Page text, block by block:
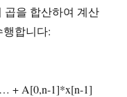
곱을 합산하여 계산
합니다:
+ A[0,n-1]*x[n-1]